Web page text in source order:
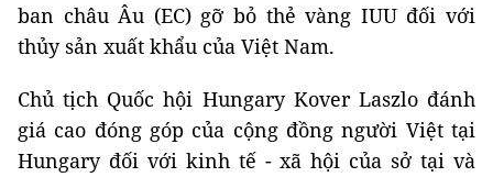
ban châu Âu (EC) gỡ bỏ thẻ vàng IUU đối với
thủy sản xuất khẩu của Việt Nam.
Chủ tịch Quốc hội Hungary Kover Laszlo đánh
giá cao đóng góp của cộng đồng người Việt tại
Hungary đối với kinh tế - xã hội của sở tại và